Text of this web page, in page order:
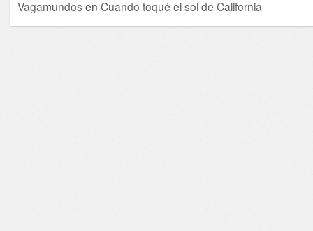
Vagamundos en Cuando toqué el sol de California